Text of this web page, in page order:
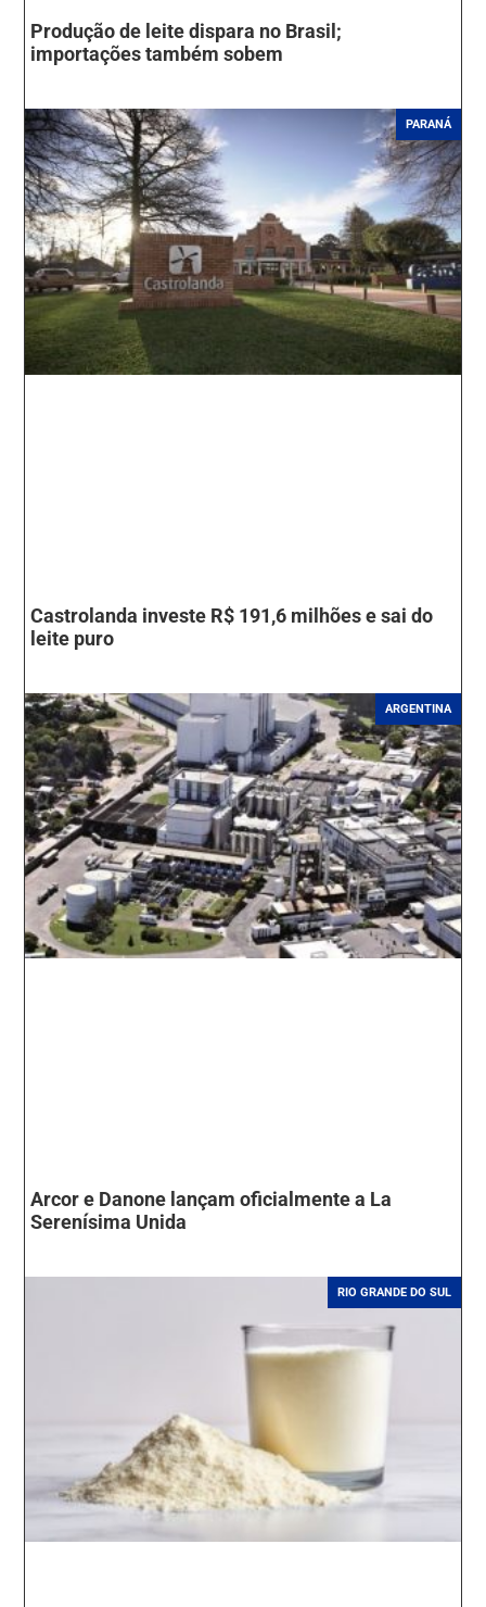
Produção de leite dispara no Brasil;
importações também sobem
PARANÁ
Castrolanda investe R$ 191,6 milhões e sai do
leite puro
ARGENTINA
Arcor e Danone lançam oficialmente a La
Serenísima Unida
RIO GRANDE DO SUL